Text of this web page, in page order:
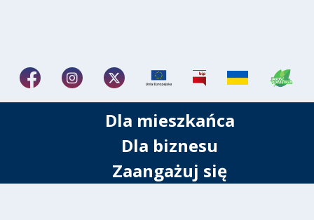
Dla mieszkańca
Dla biznesu
Zaangażuj się